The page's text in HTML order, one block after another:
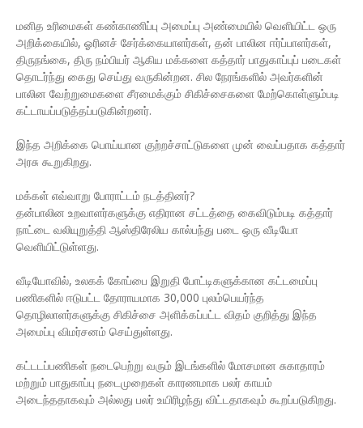
மனித உரிமைகள் கண்காணிப்பு அமைப்பு அண்மையில் வெளியிட்ட ஒரு
அறிக்கையில், ஓரினச் சேர்க்கையாளர்கள், தன் பாலின ஈர்ப்பாளர்கள்,
திருநங்கை, திரு நம்பியர் ஆகிய மக்களை கத்தார் பாதுகாப்புப் படைகள்
தொடர்ந்து கைது செய்து வருகின்றன. சில நேரங்களில் அவர்களின்
பாலின வேற்றுமைகளை சீரமைக்கும் சிகிச்சைகளை மேற்கொள்ளும்படி
கட்டாயப்படுத்தப்படுகின்றனர்.
இந்த அறிக்கை பொய்யான குற்றச்சாட்டுகளை முன் வைப்பதாக கத்தார்
அரசு கூறுகிறது.
மக்கள் எவ்வாறு போராட்டம் நடத்தினர்?
தன்பாலின உறவாளர்களுக்கு எதிரான சட்டத்தை கைவிடும்படி கத்தார்
நாட்டை வலியுறுத்தி ஆஸ்திரேலிய கால்பந்து படை ஒரு வீடியோ
வெளியிட்டுள்ளது.
வீடியோவில், உலகக் கோப்பை இறுதி போட்டிகளுக்கான கட்டமைப்பு
பணிகளில் ஈடுபட்ட தோராயமாக 30,000 புலம்பெயர்ந்த
தொழிலாளர்களுக்கு சிகிச்சை அளிக்கப்பட்ட விதம் குறித்து இந்த
அமைப்பு விமர்சனம் செய்துள்ளது.
கட்டடப்பணிகள் நடைபெற்று வரும் இடங்களில் மோசமான சுகாதாரம்
மற்றும் பாதுகாப்பு நடைமுறைகள் காரணமாக பலர் காயம்
அடைந்ததாகவும் அல்லது பலர் உயிரிழந்து விட்டதாகவும் கூறப்படுகிறது.